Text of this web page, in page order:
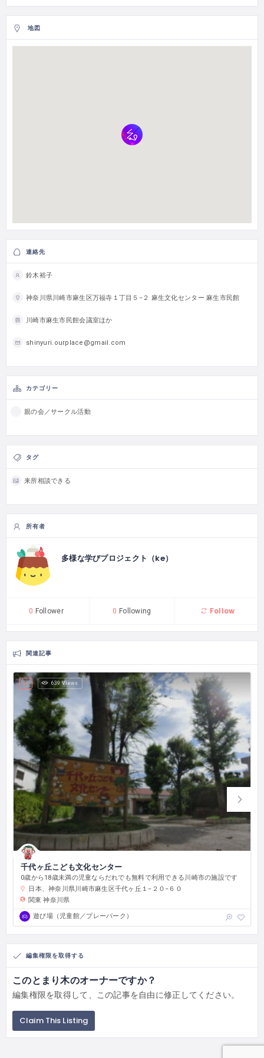
地図
連絡先
鈴木裕子
神奈川県川崎市麻生区万福寺１丁目５−２ 麻生文化センター 麻生市民館
川崎市麻生市民館会議室ほか
shinyuri.ourplace@gmail.com
カテゴリー
親の会／サークル活動
タグ
来所相談できる
所有者
多様な学びプロジェクト（ke）
0 Follower 0 Following Follow
関連記事
639 Views
千代ヶ丘こども文化センター
0歳から18歳未満の児童ならだれでも無料で利用できる川崎市の施設です
日本、神奈川県川崎市麻生区千代ヶ丘１−２０−６０
関東 神奈川県
遊び場（児童館／プレーパーク）
編集権限を取得する
このとまり木のオーナーですか？
編集権限を取得して、この記事を自由に修正してください。
Claim This Listing